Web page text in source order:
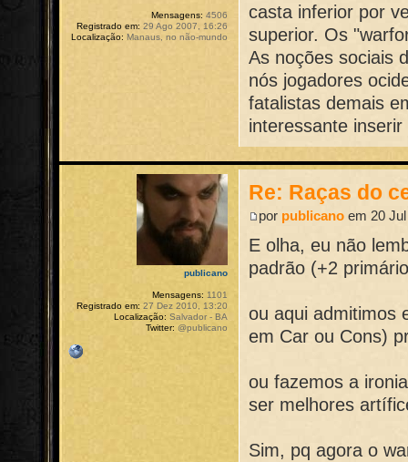
casta inferior por
superior. Os
As noções sociais
nós jogadores
fatalistas demais
interessante
Mensagens: 4506
Registrado em: 29 Ago 2007, 16:26
Localização: Manaus, no não-mundo
Re: Raças do
por publicano em 20
E olha, eu não
padrão (+2
ou aqui admitimos
em Car ou Cons)
ou fazemos a
ser melhores
Sim, pq agora o
publicano
Mensagens: 1101
Registrado em: 27 Dez 2010, 13:20
Localização: Salvador - BA
Twitter: @publicano